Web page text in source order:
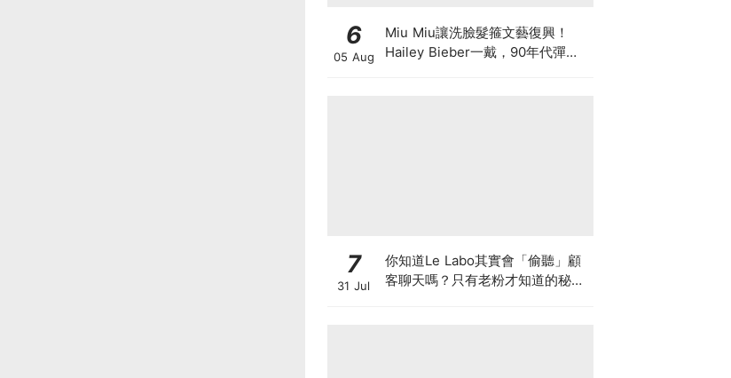
6
05 Aug
Miu Miu讓洗臉髮箍文藝復興！
Hailey Bieber一戴，90年代彈簧
7
31 Jul
你知道Le Labo其實會「偷聽」顧
客聊天嗎？只有老粉才知道的秘密